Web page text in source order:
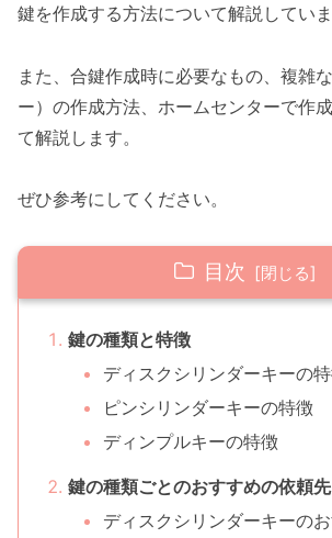
鍵を作成する方法について解説していま
また、合鍵作成時に必要なもの、複雑
ー）の作成方法、ホームセンターで作
て解説します。
ぜひ参考にしてください。
目次
鍵の種類と特徴
ディスクシリンダーキーの
ピンシリンダーキーの特徴
ディンプルキーの特徴
鍵の種類ごとのおすすめの依頼先
ディスクシリンダーキーの